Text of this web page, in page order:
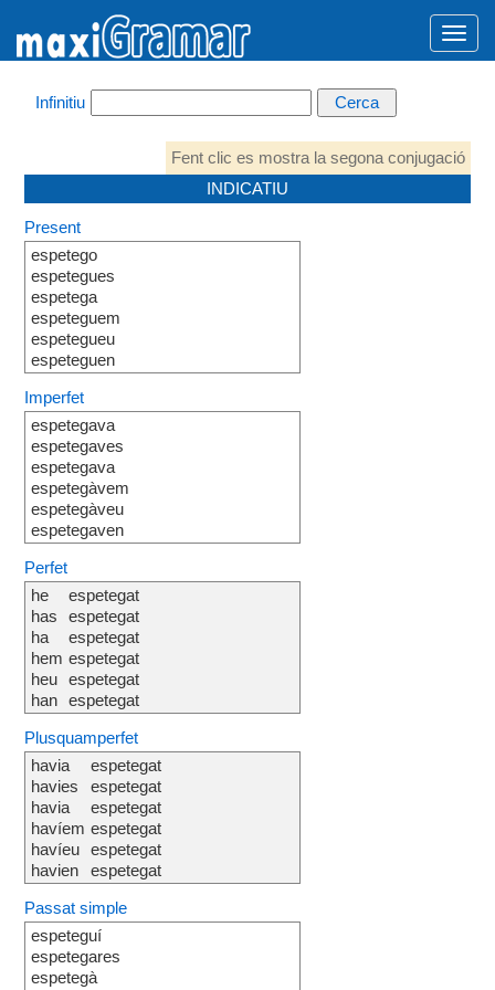
Infinitiu
Fent clic es mostra la segona conjugació
INDICATIU
Present
espetego
espetegues
espetega
espeteguem
espetegueu
espeteguen
Imperfet
espetegava
espetegaves
espetegava
espetegàvem
espetegàveu
espetegaven
Perfet
he
has
ha
hem
heu
han
espetegat
espetegat
espetegat
espetegat
espetegat
espetegat
Plusquamperfet
havia
havies
havia
havíem
havíeu
havien
espetegat
espetegat
espetegat
espetegat
espetegat
espetegat
Passat simple
espeteguí
espetegares
espetegà